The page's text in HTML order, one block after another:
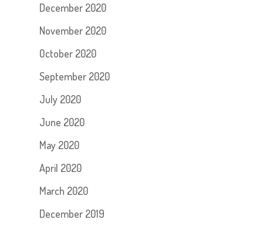
December 2020
November 2020
October 2020
September 2020
July 2020
June 2020
May 2020
April 2020
March 2020
December 2019